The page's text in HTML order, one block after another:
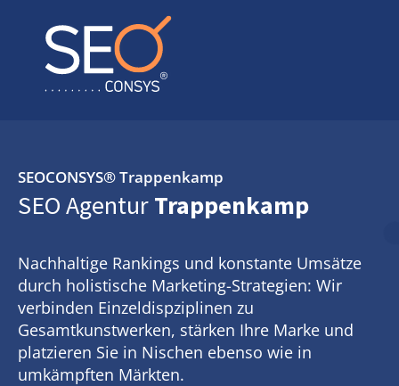
SEOCONSYS®Trappenkamp
SEO AgenturTrappenkamp
Nachhaltige Rankings und konstante Umsätze
durch holistische Marketing-Strategien: Wir
verbinden Einzeldispziplinen zu
Gesamtkunstwerken, stärken Ihre Marke und
platzieren Sie in Nischen ebenso wie in
umkämpften Märkten.